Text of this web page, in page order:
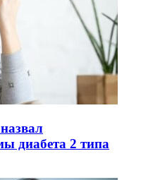
диабета 2 типа